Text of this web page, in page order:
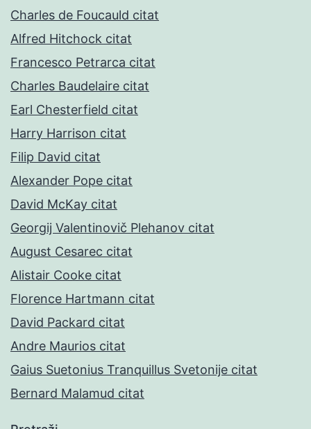
Charles de Foucauld citat
Alfred Hitchock citat
Francesco Petrarca citat
Charles Baudelaire citat
Earl Chesterfield citat
Harry Harrison citat
Filip David citat
Alexander Pope citat
David McKay citat
Georgij Valentinovič Plehanov citat
August Cesarec citat
Alistair Cooke citat
Florence Hartmann citat
David Packard citat
Andre Maurios citat
Gaius Suetonius Tranquillus Svetonije citat
Bernard Malamud citat